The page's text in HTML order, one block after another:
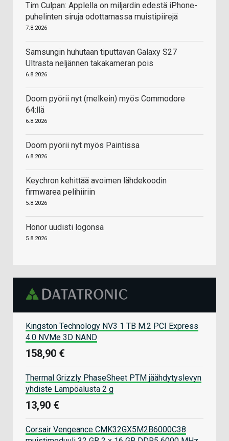
Tim Culpan: Applella on miljardin edestä iPhone-
puhelinten siruja odottamassa muistipiirejä
7.8.2026
Samsungin huhutaan tiputtavan Galaxy S27
Ultrasta neljännen takakameran pois
6.8.2026
Doom pyörii nyt (melkein) myös Commodore
64:llä
6.8.2026
Doom pyörii nyt myös Paintissa
6.8.2026
Keychron kehittää avoimen lähdekoodin
firmwarea pelihiiriin
5.8.2026
Honor uudisti logonsa
5.8.2026
Kingston Technology NV3 1 TB M.2 PCI Express
4.0 NVMe 3D NAND
158,90 €
Thermal Grizzly PhaseSheet PTM jäähdytyslevyn
yhdiste Lämpöalusta 2 g
13,90 €
Corsair Vengeance CMK32GX5M2B6000C38